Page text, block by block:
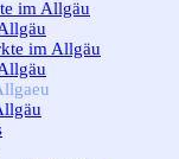
im Allgäu
im Allgäu